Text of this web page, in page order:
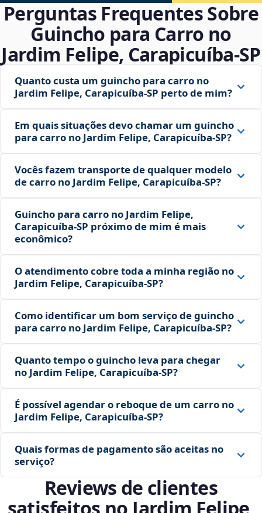
Perguntas Frequentes Sobre
Guincho para Carro no
Jardim Felipe, Carapicuíba‑SP
Quanto custa um guincho para carro no
Jardim Felipe, Carapicuíba‑SP perto de mim?
Em quais situações devo chamar um guincho
para carro no Jardim Felipe, Carapicuíba‑SP?
Vocês fazem transporte de qualquer modelo
de carro no Jardim Felipe, Carapicuíba‑SP?
Guincho para carro no Jardim Felipe,
Carapicuíba‑SP próximo de mim é mais
econômico?
O atendimento cobre toda a minha região no
Jardim Felipe, Carapicuíba‑SP?
Como identificar um bom serviço de guincho
para carro no Jardim Felipe, Carapicuíba‑SP?
Quanto tempo o guincho leva para chegar
no Jardim Felipe, Carapicuíba‑SP?
É possível agendar o reboque de um carro no
Jardim Felipe, Carapicuíba‑SP?
Quais formas de pagamento são aceitas no
serviço?
Reviews de clientes